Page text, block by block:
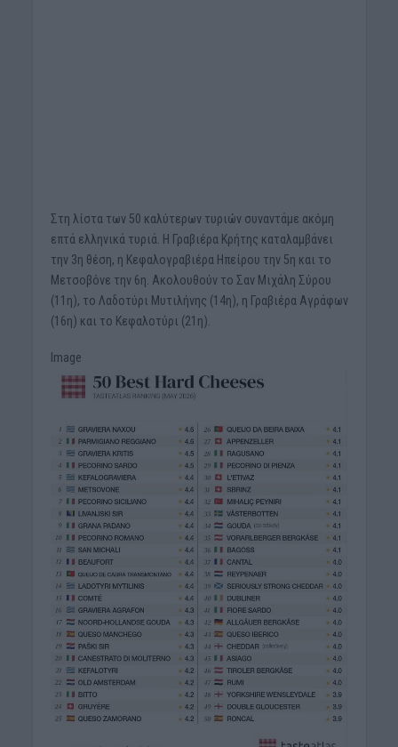
Στη λίστα των 50 καλύτερων τυριών συναντάμε ακόμη
επτά ελληνικά τυριά. Η Γραβιέρα Κρήτης καταλαμβάνει
την 3η θέση, η Κεφαλογραβιέρα Ηπείρου την 5η και το
Μετσοβόνε την 6η. Ακολουθούν το Σαν Μιχάλη Σύρου
(11η), το Λαδοτύρι Μυτιλήνης (14η), η Γραβιέρα Αγράφων
(16η) και το Κεφαλοτύρι (21η).
Image